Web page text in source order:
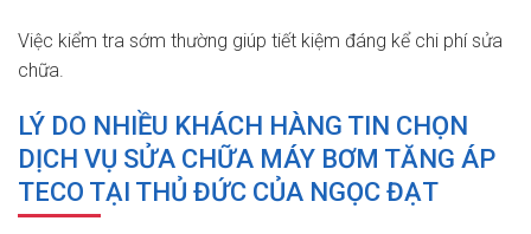
Việc kiểm tra sớm thường giúp tiết kiệm đáng kể chi phí sửa
chữa.
LÝ DO NHIỀU KHÁCH HÀNG TIN CHỌN
DỊCH VỤ SỬA CHỮA MÁY BƠM TĂNG ÁP
TECO TẠI THỦ ĐỨC CỦA NGỌC ĐẠT